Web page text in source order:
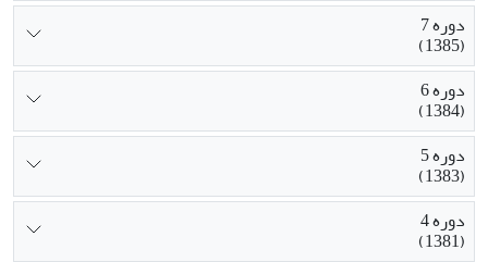
دوره 7
(1385)
دوره 6
(1384)
دوره 5
(1383)
دوره 4
(1381)